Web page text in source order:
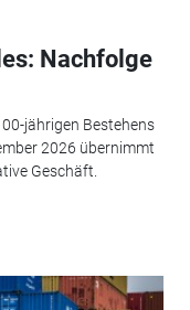
Nachfolge
jährigen Bestehens
2026 übernimmt
Geschäft.